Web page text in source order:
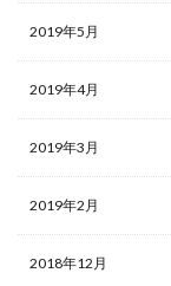
2019年5月
2019年4月
2019年3月
2019年2月
2018年12月